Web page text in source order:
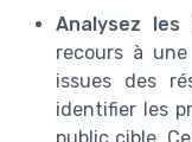
Analysez
recours à
issues des
identifier les
public cible.